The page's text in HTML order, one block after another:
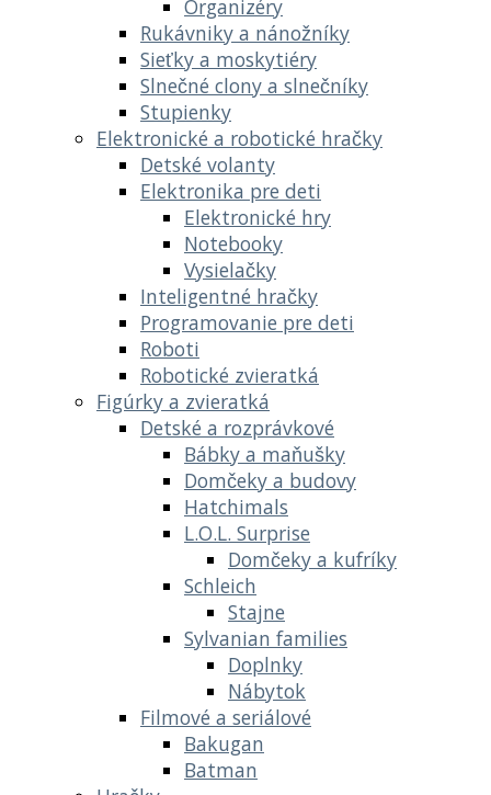
Organizéry
Rukávniky a nánožníky
Sieťky a moskytiéry
Slnečné clony a slnečníky
Stupienky
Elektronické a robotické hračky
Detské volanty
Elektronika pre deti
Elektronické hry
Notebooky
Vysielačky
Inteligentné hračky
Programovanie pre deti
Roboti
Robotické zvieratká
Figúrky a zvieratká
Detské a rozprávkové
Bábky a maňušky
Domčeky a budovy
Hatchimals
L.O.L. Surprise
Domčeky a kufríky
Schleich
Stajne
Sylvanian families
Doplnky
Nábytok
Filmové a seriálové
Bakugan
Batman